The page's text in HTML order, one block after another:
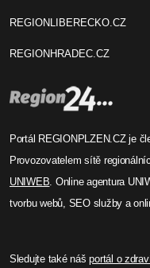
REGIONLIBERECKO.CZ
REGIONHRADEC.CZ
Portál REGIONPLZEN.CZ je
Provozovatelem sítě
UNIWEB. Online agentura
tvorbu webů, SEO služby a
Sledujte také nášportál o